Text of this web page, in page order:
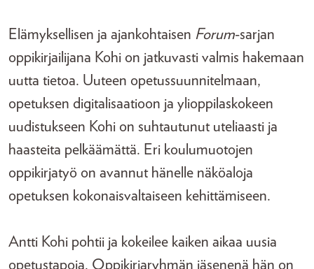
Elämyksellisen ja ajankohtaisen Forum-sarjan
oppikirjailijana Kohi on jatkuvasti valmis hakemaan
uutta tietoa. Uuteen opetussuunnitelmaan,
opetuksen digitalisaatioon ja ylioppilaskokeen
uudistukseen Kohi on suhtautunut uteliaasti ja
haasteita pelkäämättä. Eri koulumuotojen
oppikirjatyö on avannut hänelle näköaloja
opetuksen kokonaisvaltaiseen kehittämiseen.
Antti Kohi pohtii ja kokeilee kaiken aikaa uusia
opetustapoja. Oppikirjaryhmän jäsenenä hän on